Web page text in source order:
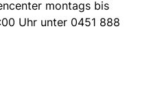
montags bis
Uhr unter 0451 888